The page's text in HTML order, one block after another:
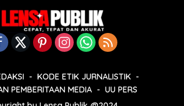
KODE ETIK JURNALISTIK
PEMBERITAAN MEDIA
UU PERS